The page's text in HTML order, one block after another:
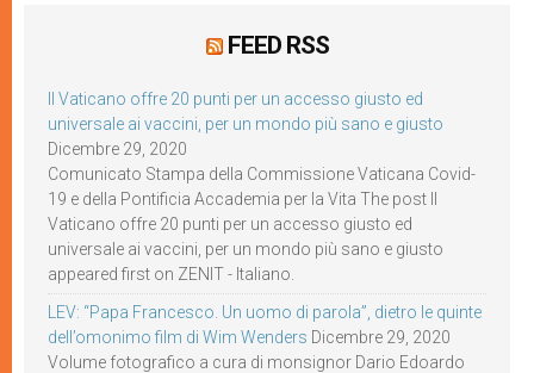
FEED RSS
Il Vaticano offre 20 punti per un accesso giusto ed
universale ai vaccini, per un mondo più sano e giusto
Dicembre 29, 2020
Comunicato Stampa della Commissione Vaticana Covid-
19 e della Pontificia Accademia per la Vita The post Il
Vaticano offre 20 punti per un accesso giusto ed
universale ai vaccini, per un mondo più sano e giusto
appeared first on ZENIT - Italiano.
LEV: “Papa Francesco. Un uomo di parola”, dietro le quinte
dell’omonimo film di Wim Wenders Dicembre 29, 2020
Volume fotografico a cura di monsignor Dario Edoardo